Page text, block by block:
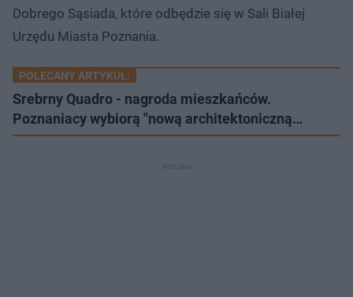
Dobrego Sąsiada, które odbędzie się w Sali Białej
Urzędu Miasta Poznania.
POLECANY ARTYKUŁ:
Srebrny Quadro - nagroda mieszkańców.
Poznaniacy wybiorą "nową architektoniczną…